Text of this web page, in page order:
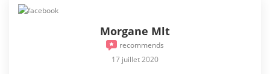
Morgane Mlt
recommends
17 juillet 2020